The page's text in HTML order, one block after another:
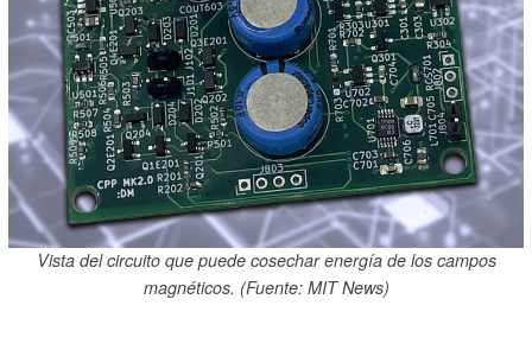
Vista del circuito que puede cosechar energía de los campos
magnéticos. (Fuente: MIT News)